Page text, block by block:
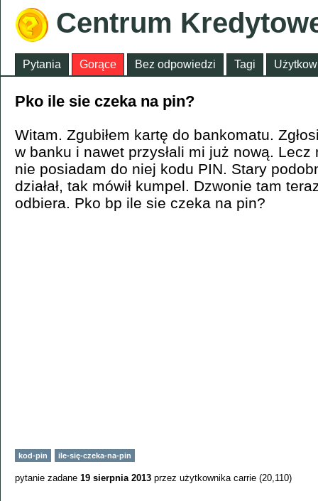
Centrum
Pytania Gorące Bez odpowiedzi Tagi
Pko ile sie czeka na pin?
Witam. Zgubiłem kartę do bankomatu.
w banku i nawet przysłali mi już nową.
nie posiadam do niej kodu PIN. Stary
działał, tak mówił kumpel. Dzwonie tam
odbiera. Pko bp ile sie czeka na pin?
kod-pin ile-się-czeka-na-pin
pytanie zadane 19 sierpnia 2013 przez użytkownika carrie (20,110)